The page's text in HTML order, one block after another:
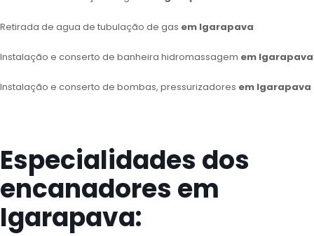
Retirada de agua de tubulação de gas em Igarapava
Instalação e conserto de banheira hidromassagem em Igarapava
Instalação e conserto de bombas, pressurizadores em Igarapava
Especialidades dos
encanadores em
Igarapava: